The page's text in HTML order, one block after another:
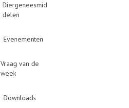
Diergeneesmid
delen
Evenementen
Vraag van de
week
Downloads